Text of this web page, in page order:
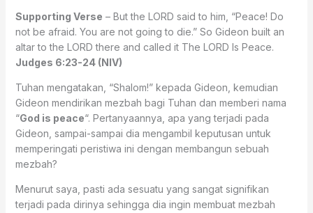
Supporting Verse – But the LORD said to him, “Peace! Do
not be afraid. You are not going to die.” So Gideon built an
altar to the LORD there and called it The LORD Is Peace.
Judges 6:23-24 (NIV)
Tuhan mengatakan, “Shalom!” kepada Gideon, kemudian
Gideon mendirikan mezbah bagi Tuhan dan memberi nama
“God is peace“. Pertanyaannya, apa yang terjadi pada
Gideon, sampai-sampai dia mengambil keputusan untuk
memperingati peristiwa ini dengan membangun sebuah
mezbah?
Menurut saya, pasti ada sesuatu yang sangat signifikan
terjadi pada dirinya sehingga dia ingin membuat mezbah